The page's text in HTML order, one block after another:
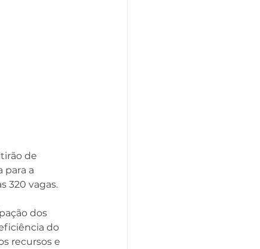
de
para a
320 vagas.
dos
do
recursos e